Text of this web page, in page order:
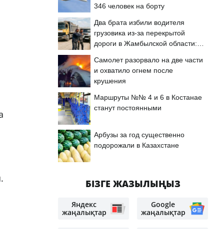
346 человек на борту
Два брата избили водителя
грузовика из-за перекрытой
дороги в Жамбылской области:
Самолет разорвало на две части
и охватило огнем после
крушения
Маршруты №№ 4 и 6 в Костанае
станут постоянными
Арбузы за год существенно
подорожали в Казахстане
БІЗГЕ ЖАЗЫЛЫҢЫЗ
Яндекс
жаңалықтар
Google
жаңалықтар